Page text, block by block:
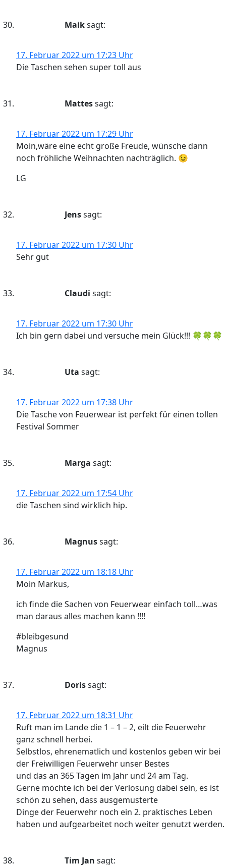
Maiksagt:
17. Februar 2022 um 17:23 Uhr
Die Taschen sehen super toll aus
Mattessagt:
17. Februar 2022 um 17:29 Uhr
Moin,wäre eine echt große Freude, wünsche dann
noch fröhliche Weihnachten nachträglich. 😉
LG
Jenssagt:
17. Februar 2022 um 17:30 Uhr
Sehr gut
Claudi sagt:
17. Februar 2022 um 17:30 Uhr
Ich bin gern dabei und versuche mein Glück!!! 🍀🍀🍀
Uta sagt:
17. Februar 2022 um 17:38 Uhr
Die Tasche von Feuerwear ist perfekt für einen tollen
Festival Sommer
Marga sagt:
17. Februar 2022 um 17:54 Uhr
die Taschen sind wirklich hip.
Magnussagt:
17. Februar 2022 um 18:18 Uhr
Moin Markus,
ich finde die Sachen von Feuerwear einfach toll…was
man daraus alles machen kann !!!!
#bleibgesund
Magnus
Dorissagt:
17. Februar 2022 um 18:31 Uhr
Ruft man im Lande die 1 – 1 – 2, eilt die Feuerwehr
ganz schnell herbei.
Selbstlos, ehrenematlich und kostenlos geben wir bei
der Freiwilligen Feuerwehr unser Bestes
und das an 365 Tagen im Jahr und 24 am Tag.
Gerne möchte ich bei der Verlosung dabei sein, es ist
schön zu sehen, dass ausgemusterte
Dinge der Feuerwehr noch ein 2. praktisches Leben
haben und aufgearbeitet noch weiter genutzt werden.
Tim Jan sagt: